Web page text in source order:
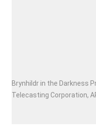
Brynhildr in the Darkness
Telecasting Corporation,